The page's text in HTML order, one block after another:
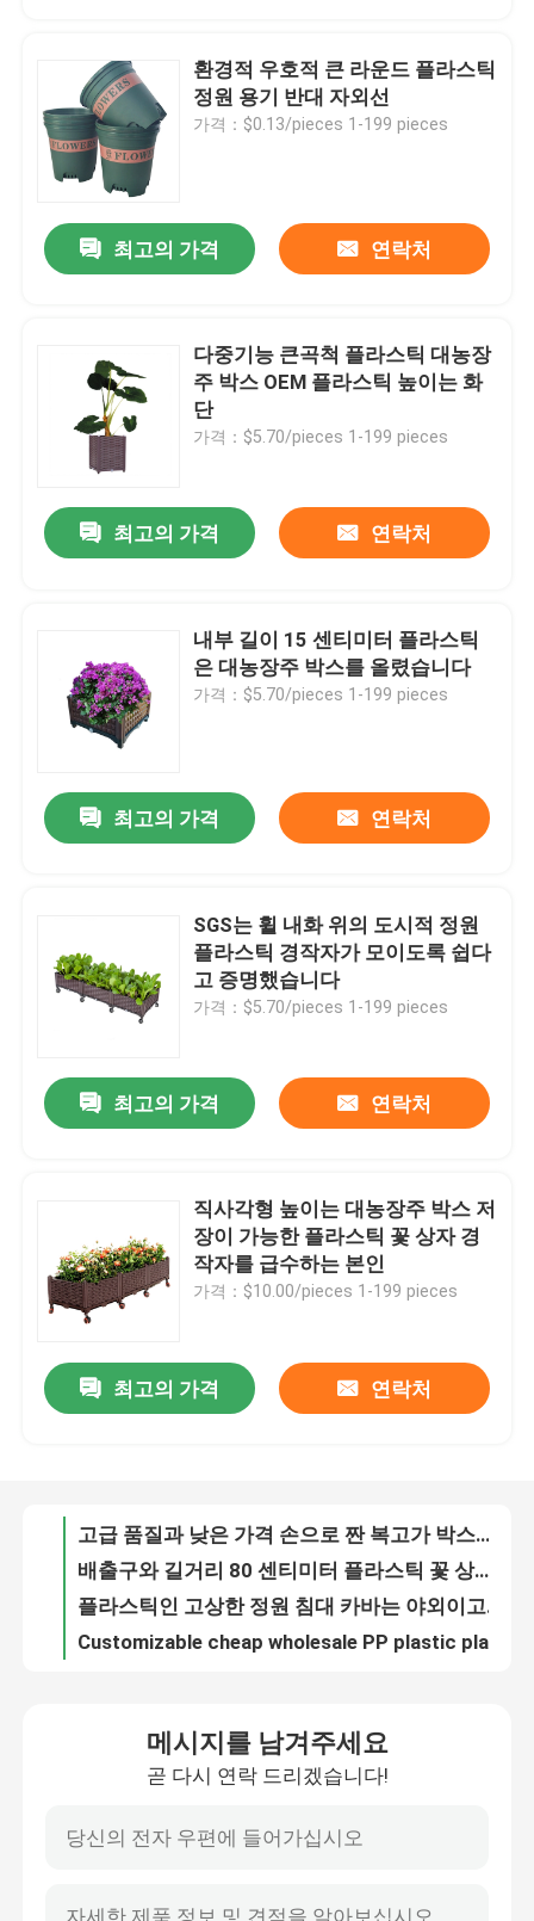
제품 소개
회사 소개
품질 관리
연락처
모든 케이스
플라스틱 높이는 대농장주 박스
플라스틱 정원 대농장주 박스
환경적 우호적 큰 라운드 플라스틱
정원 용기 반대 자외선
가격：$0.13/pieces 1-199 pieces
최고의 가격 연락처
다중기능 큰곡척 플라스틱 대농장
주 박스 OEM 플라스틱 높이는 화
단
가격：$5.70/pieces 1-199 pieces
최고의 가격 연락처
내부 길이 15 센티미터 플라스틱
은 대농장주 박스를 올렸습니다
가격：$5.70/pieces 1-199 pieces
최고의 가격 연락처
SGS는 휠 내화 위의 도시적 정원
플라스틱 경작자가 모이도록 쉽다
고 증명했습니다
가격：$5.70/pieces 1-199 pieces
최고의 가격 연락처
직사각형 높이는 대농장주 박스 저
장이 가능한 플라스틱 꽃 상자 경
작자를 급수하는 본인
가격：$10.00/pieces 1-199 pieces
최고의 가격 연락처
고급 품질과 낮은 가격 손으로 짠 복고가 박스오피스를 설치하는 박스오피스 플라스틱 정원을 가꾸는 박스오피스 야외 정원을 가꿉니다
160개 센티미터 길이 플라스틱 홈통 대농장주 박스 재생 플라스틱 양육판 장비 녹슬지 않는
제공된 주문형 긴 플라스틱 정원 대농장주 박스 쉬운 퇴보 샘플
미니멀리즘 플라스틱 야외 대농장주 박스는 우호적 도시적 정원 경작자를 어스시킵니다
메시지를 남겨주세요
곧 다시 연락 드리겠습니다!